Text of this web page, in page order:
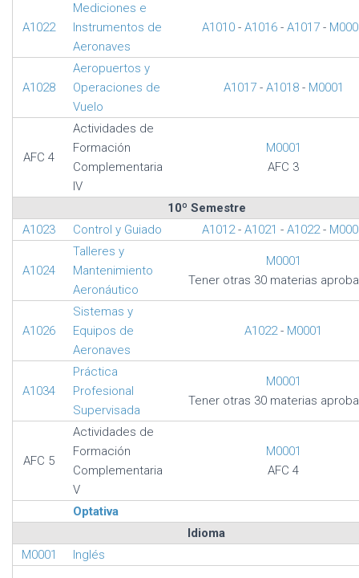
A1022
Mediciones e
Instrumentos de
Aeronaves
A1010 - A1016 - A1017 -
A1028
Aeropuertos y
Operaciones de
Vuelo
A1017- A1018- M0001
AFC 4
Actividades de
Formación
Complementaria
IV
M0001
AFC 3
10º Semestre
A1023
Control y Guiado A1012- A1021 - A1022-
A1024
Talleres y
Mantenimiento
Aeronáutico
M0001
Tener otras 30 materias
A1026
Sistemas y
Equipos de
Aeronaves
A1022- M0001
A1034
Práctica
Profesional
Supervisada
M0001
Tener otras 30 materias
AFC 5
Actividades de
Formación
Complementaria
V
M0001
AFC 4
Optativa
Idioma
M0001
Inglés